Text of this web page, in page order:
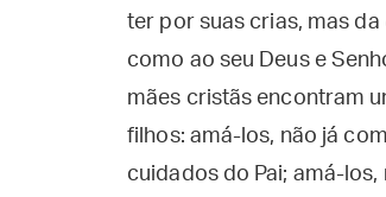
ter por suas crias, mas da
como ao seu Deus e
mães cristãs encontram
filhos: amá-los, não já
cuidados do Pai; amá-